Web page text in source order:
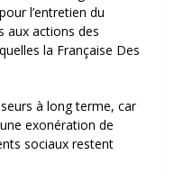
l’entretien du
aux actions des
la Française Des
à long terme, car
exonération de
sociaux restent